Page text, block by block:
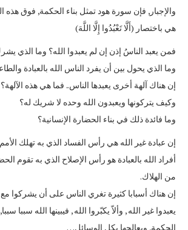
والإجبار, فإن سورة هود تمثل بناء الحكمة, فوق هذه
هي باختصار (أَلَّا تَعْبُدُوا إِلَّا اللَّهَ)
فمن يعبد الناسُ إذن إن لم يعبدوا الله؟ وما الذي
وما الذي يحول بين أن يفرد الناس الله بالعبادة
إن هناك آلهة أخرى يعبدها الناس.. فما هي هذه الآلهة؟
وكيف يتركونها ويعبدون الله وحده لا شريك له؟
وما فائدة ذلك في بناء الحضارة الإنسانية؟
إن عبادة غير الله هي رأس الفساد الذي به تهلك
أفراد الله بالعبادة هو رأس الإصلاح الذي به تقوم
من الهلاك.
إن هناك أسبابا كثيرة تغري الناس على أن يشركوا مع
يعبدوا غير الله , وألاّ يكبّروا الله , فيبينها الله سببا
الحكمة, ويعالجها بكل الوسائل…